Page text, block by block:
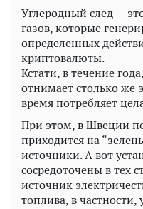
Углеродный след —
газов, которые
определенных
криптовалюты.
Кстати, в течение
отнимает столько же
время потребляет
При этом, в Швеции
приходится на
источники. А вот
сосредоточены в тех
источник
топлива, в частности,